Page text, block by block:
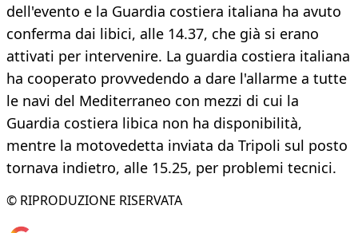
dell'evento e la Guardia costiera italiana ha avuto
conferma dai libici, alle 14.37, che già si erano
attivati per intervenire. La guardia costiera italiana
ha cooperato provvedendo a dare l'allarme a tutte
le navi del Mediterraneo con mezzi di cui la
Guardia costiera libica non ha disponibilità,
mentre la motovedetta inviata da Tripoli sul posto
tornava indietro, alle 15.25, per problemi tecnici.
© RIPRODUZIONE RISERVATA